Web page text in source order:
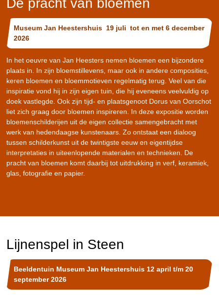
De pracht van bloemen
Museum Jan Heestershuis 19 juli tot en met 6 december
2026
In het oeuvre van Jan Heesters nemen bloemen een bijzondere
plaats in. In zijn bloemstillevens, maar ook in andere composities,
keren bloemen en bloemmotieven regelmatig terug. Veel van die
inspiratie vond hij in zijn eigen tuin, die hij eveneens veelvuldig op
doek vastlegde. Ook zijn tijd- en plaatsgenoot Dorus van Oorschot
liet zich graag door bloemen inspireren. In deze expositie worden
bloemenschilderijen uit de eigen collectie samengebracht met
werk van hedendaagse kunstenaars. Zo ontstaat een dialoog
tussen schilderkunst uit de twintigste eeuw en eigentijdse
interpretaties in uiteenlopende materialen en technieken. De
pracht van bloemen komt daarbij tot uitdrukking in verf, keramiek,
glas, fotografie en papier.
Lijnenspel in Steen
Beeldentuin Museum Jan Heestershuis 12 april t/m 20
september 2026